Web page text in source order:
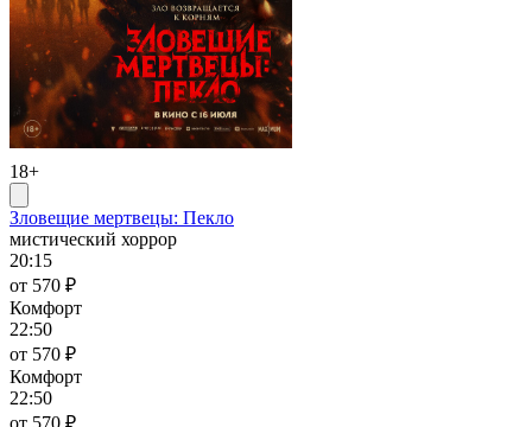
18+
Зловещие мертвецы: Пекло
мистический хоррор
20:15
от 570 ₽
Комфорт
22:50
от 570 ₽
Комфорт
22:50
от 570 ₽